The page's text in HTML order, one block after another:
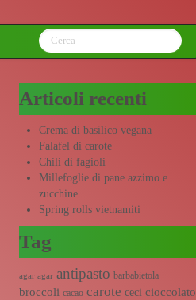
Articoli recenti
Crema di basilico vegana
Falafel di carote
Chili di fagioli
Millefoglie di pane azzimo e
zucchine
Spring rolls vietnamiti
Tag
agar agar antipasto barbabietola
broccoli cacao carote ceci cioccolato